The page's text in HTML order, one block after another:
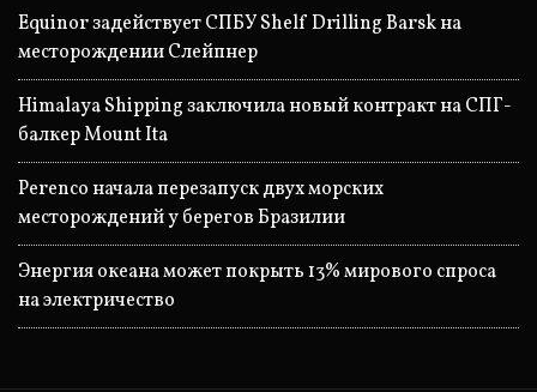
Equinor задействует СПБУ Shelf Drilling Barsk на
месторождении Слейпнер
Himalaya Shipping заключила новый контракт на СПГ-
балкер Mount Ita
Perenco начала перезапуск двух морских
месторождений у берегов Бразилии
Энергия океана может покрыть 13% мирового спроса
на электричество